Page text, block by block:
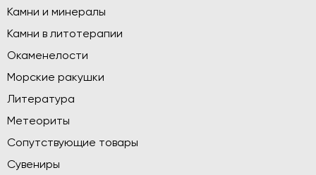
Камни и минералы
Камни в литотерапии
Окаменелости
Морские ракушки
Литература
Метеориты
Сопутствующие товары
Сувениры